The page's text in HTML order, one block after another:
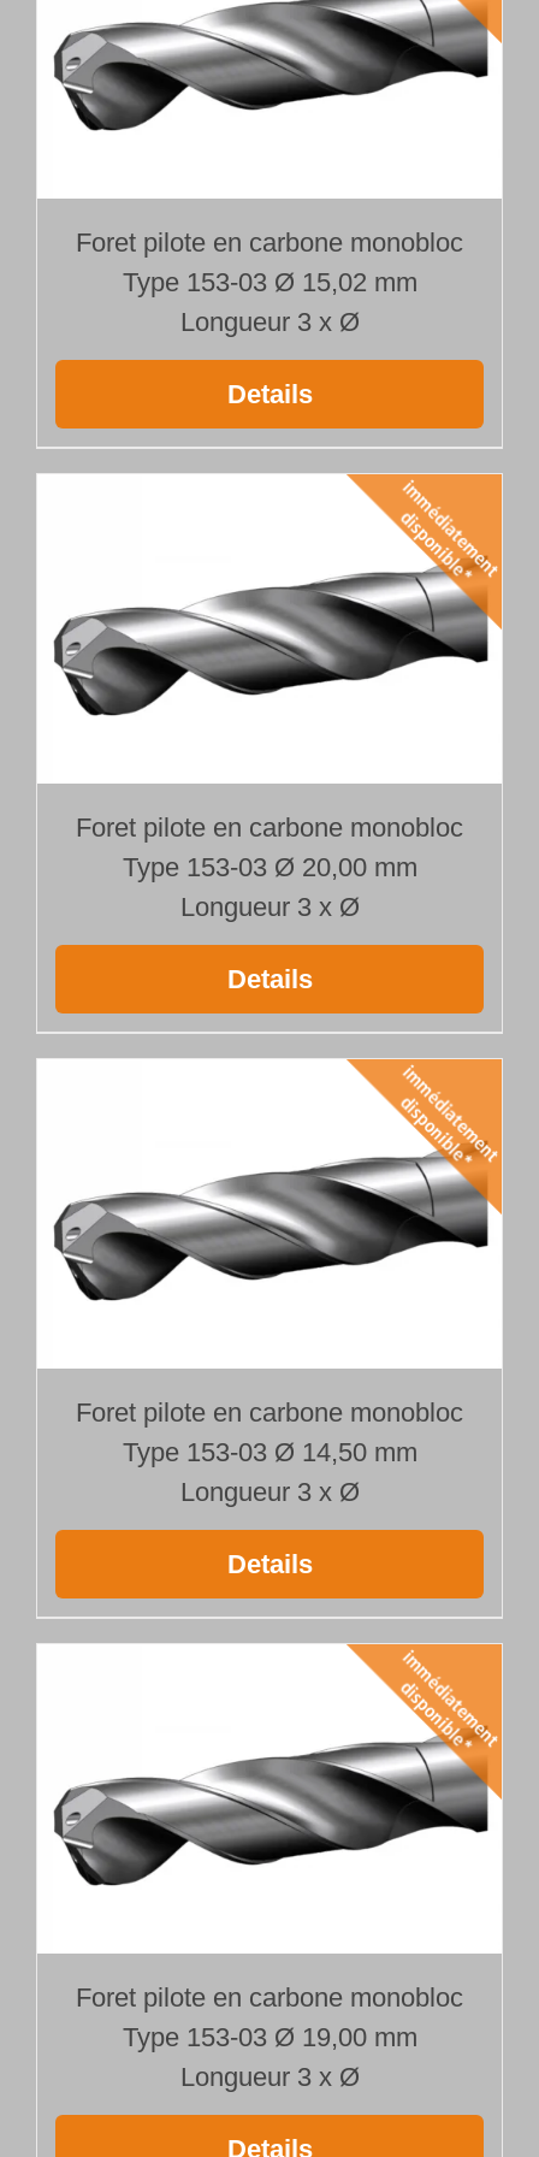
Foret pilote en carbone monobloc
Type 153-03 Ø 15,02 mm
Longueur 3 x Ø
Details
Foret pilote en carbone monobloc
Type 153-03 Ø 20,00 mm
Longueur 3 x Ø
Details
Foret pilote en carbone monobloc
Type 153-03 Ø 14,50 mm
Longueur 3 x Ø
Details
Foret pilote en carbone monobloc
Type 153-03 Ø 19,00 mm
Longueur 3 x Ø
Details